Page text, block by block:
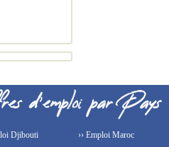
Djibouti
›› Emploi Maroc